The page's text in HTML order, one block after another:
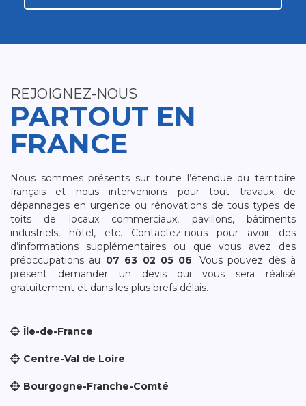
REJOIGNEZ-NOUS
PARTOUT EN
FRANCE
Nous sommes présents sur toute l’étendue du territoire
français et nous intervenions pour tout travaux de
dépannages en urgence ou rénovations de tous types de
toits de locaux commerciaux, pavillons, bâtiments
industriels, hôtel, etc. Contactez-nous pour avoir des
d’informations supplémentaires ou que vous avez des
préoccupations au 07 63 02 05 06. Vous pouvez dès à
présent demander un devis qui vous sera réalisé
gratuitement et dans les plus brefs délais.
Île-de-France
Centre-Val de Loire
Bourgogne-Franche-Comté